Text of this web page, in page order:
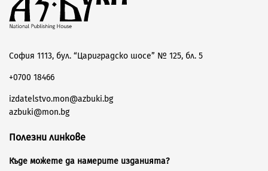
София 1113, бул. “Цариградско шосе” № 125, бл. 5
+0700 18466
izdatelstvo.mon@azbuki.bg
azbuki@mon.bg
Полезни линкове
Къде можете да намерите изданията?